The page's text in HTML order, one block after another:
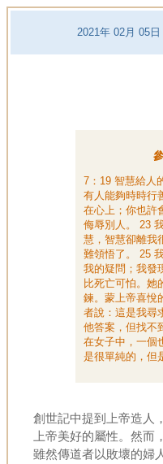
2021年 02月 05日
7：19 智慧給人
有人能夠時時行
在心上；你也許
侮辱別人。 23
慧，智慧卻離我
難領悟了。 25
我的疑問；我發
比死亡可怕。她
鍊。蒙上帝喜悅
者說：這是我尋
他答案，但找不
在女子中，一個
是很單純的，但
創世記中提到上帝造人
上帝美好的屬性。然
雖然傳道者以敗壞的婦